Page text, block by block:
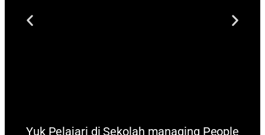
Yuk Pelajari di Sekolah managing People